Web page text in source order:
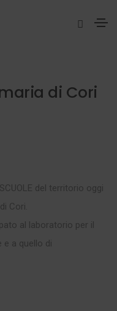
di Cori
del territorio oggi
Cori.
al laboratorio per il
a quello di